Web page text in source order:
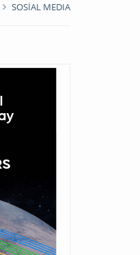
SOSİAL MEDIA